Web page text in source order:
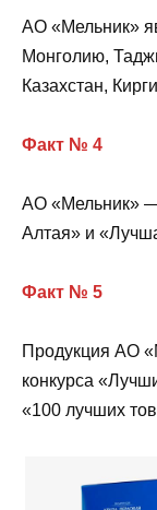
АО «Мельник»
Монголию,
Казахстан,
Факт № 4
АО «Мельник» —
Алтая» и
Факт № 5
­Продукция АО
конкурса
«100 лучших